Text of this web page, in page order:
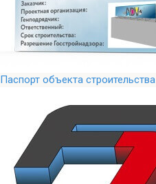
Паспорт объекта строительства